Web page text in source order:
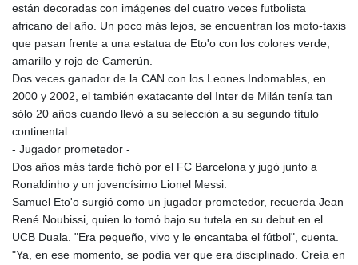
están decoradas con imágenes del cuatro veces futbolista
africano del año. Un poco más lejos, se encuentran los moto-taxis
que pasan frente a una estatua de Eto'o con los colores verde,
amarillo y rojo de Camerún.
Dos veces ganador de la CAN con los Leones Indomables, en
2000 y 2002, el también exatacante del Inter de Milán tenía tan
sólo 20 años cuando llevó a su selección a su segundo título
continental.
- Jugador prometedor -
Dos años más tarde fichó por el FC Barcelona y jugó junto a
Ronaldinho y un jovencísimo Lionel Messi.
Samuel Eto'o surgió como un jugador prometedor, recuerda Jean
René Noubissi, quien lo tomó bajo su tutela en su debut en el
UCB Duala. "Era pequeño, vivo y le encantaba el fútbol", cuenta.
"Ya, en ese momento, se podía ver que era disciplinado. Creía en